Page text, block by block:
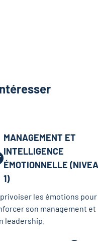
MANAGEMENT ET
INTELLIGENCE
ÉMOTIONNELLE
1)
les émotions pour
son management et
leadership.